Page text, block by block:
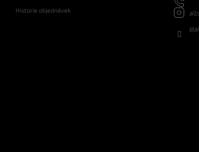
Historie objednávek